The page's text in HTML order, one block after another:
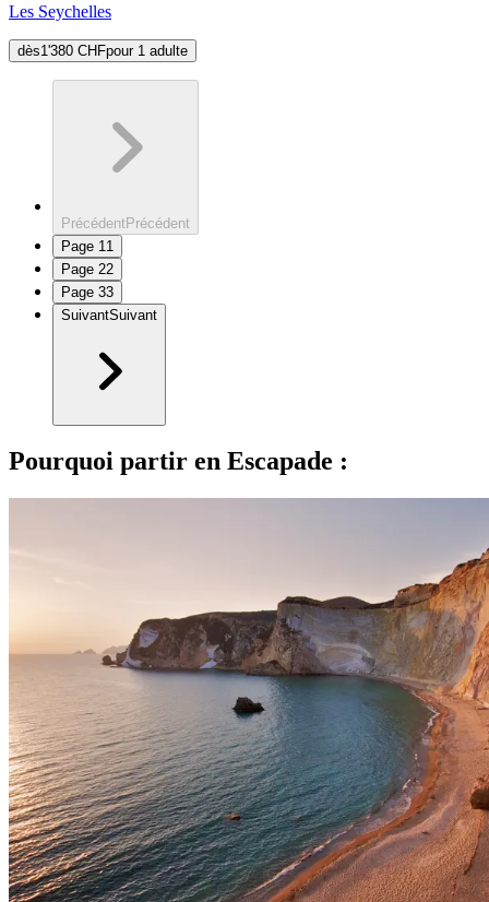
Les Seychelles
dès1'380 CHFpour 1 adulte
PrécédentPrécédent
Page 1 1
Page 22
Page 33
SuivantSuivant
Pourquoi partir en Escapade :